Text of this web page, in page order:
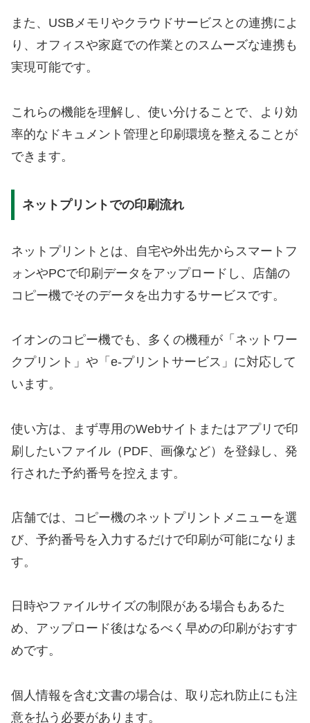
また、USBメモリやクラウドサービスとの連携によ
り、オフィスや家庭での作業とのスムーズな連携も
実現可能です。
これらの機能を理解し、使い分けることで、より効
率的なドキュメント管理と印刷環境を整えることが
できます。
ネットプリントでの印刷流れ
ネットプリントとは、自宅や外出先からスマートフ
ォンやPCで印刷データをアップロードし、店舗の
コピー機でそのデータを出力するサービスです。
イオンのコピー機でも、多くの機種が「ネットワー
クプリント」や「e-プリントサービス」に対応して
います。
使い方は、まず専用のWebサイトまたはアプリで印
刷したいファイル（PDF、画像など）を登録し、発
行された予約番号を控えます。
店舗では、コピー機のネットプリントメニューを選
び、予約番号を入力するだけで印刷が可能になりま
す。
日時やファイルサイズの制限がある場合もあるた
め、アップロード後はなるべく早めの印刷がおすす
めです。
個人情報を含む文書の場合は、取り忘れ防止にも注
意を払う必要があります。